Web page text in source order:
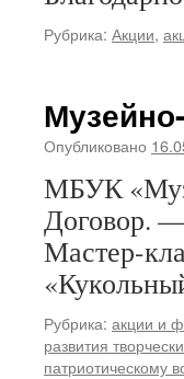
Рубрика: Акции,
Опубликовано
МБУК
Договор.
Мастер-
Рубрика: акции и
развития
патриотическому